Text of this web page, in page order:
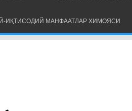
ИҚТИСОДИЙ МАНФААТЛАР ХИМОЯСИ